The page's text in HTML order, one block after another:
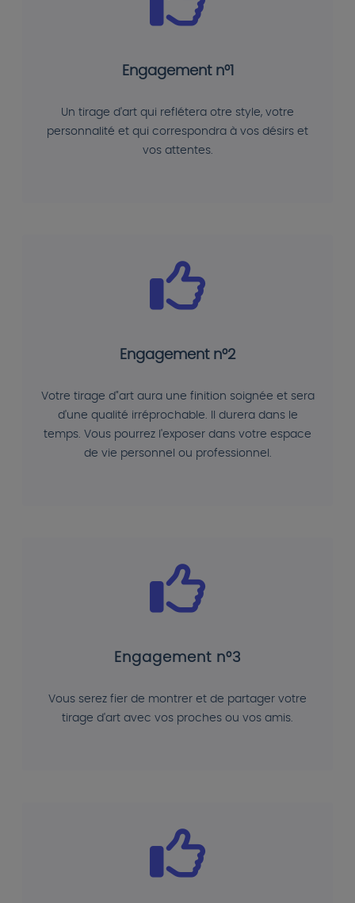
Engagement n°1
Un tirage d'art qui reflétera otre style, votre
personnalité et qui correspondra à vos désirs et
vos attentes.
Engagement n°2
Votre tirage d"art aura une finition soignée et sera
d'une qualité irréprochable. Il durera dans le
temps. Vous pourrez l'exposer dans votre espace
de vie personnel ou professionnel.
Engagement n°3
Vous serez fier de montrer et de partager votre
tirage d'art avec vos proches ou vos amis.